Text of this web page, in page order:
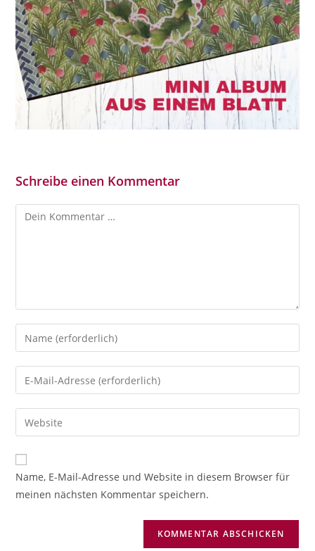
Schreibe einen Kommentar
Kommentar
Gib
deinen
Namen
oder
zum
Kommentieren
ein
Gib
deine
E-
Mail-
zum
Kommentieren
ein
Gib
deine
Website-
URL
Name, E-Mail-Adresse und Website in diesem Browser für
meinen nächsten Kommentar speichern.